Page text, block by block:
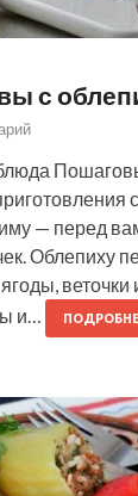
с
— перед
Облепиху
веточки
и…